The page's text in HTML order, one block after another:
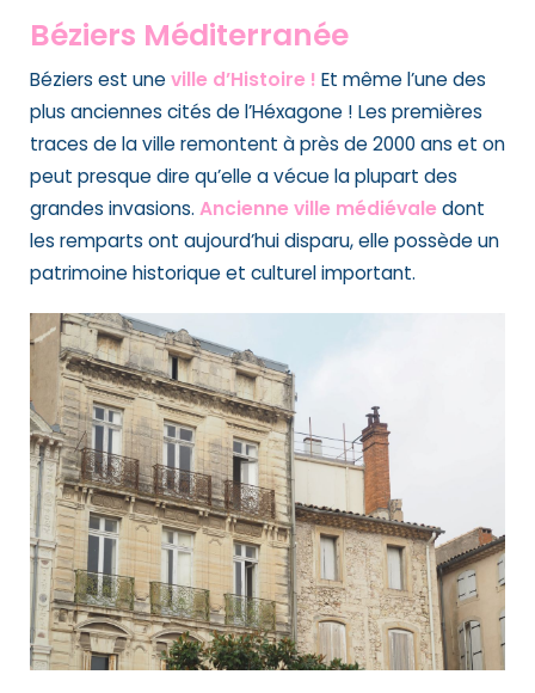
Béziers Méditerranée
Béziers est uneville d’Histoire ! Et même l’une des
plus anciennes cités de l’Héxagone ! Les premières
traces de la ville remontent à près de 2000 ans et on
peut presque dire qu’elle a vécue la plupart des
grandes invasions. Ancienne ville médiévale dont
les remparts ont aujourd’hui disparu, elle possède un
patrimoine historique et culturel important.